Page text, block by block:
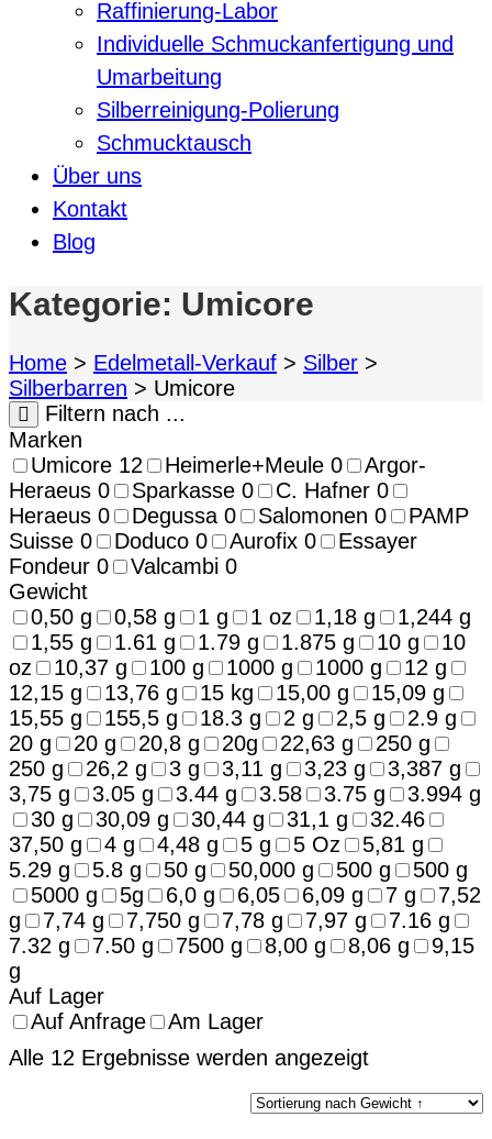
Raffinierung-Labor
Individuelle Schmuckanfertigung und
Umarbeitung
Silberreinigung-Polierung
Schmucktausch
Über uns
Kontakt
Blog
Kategorie: Umicore
Home > Edelmetall-Verkauf > Silber >
Silberbarren > Umicore
Filtern nach ...
Marken
Umicore 12 Heimerle+Meule 0
Argor-
Heraeus 0 Sparkasse 0 C. Hafner 0
Heraeus 0 Degussa 0 Salomonen 0
PAMP
Suisse 0 Doduco 0 Aurofix 0
Essayer
Fondeur 0 Valcambi 0
Gewicht
0,50 g
0,58 g 1 g 1 oz 1,18 g
1,244 g
1,55 g
1.61 g 1.79 g 1.875 g 10 g
10
oz
10,37 g 100 g 1000 g 1000 g
12 g
12,15 g
13,76 g 15 kg 15,00 g
15,09 g
15,55 g
155,5 g 18.3 g 2 g 2,5 g
2.9 g
20 g
20 g 20,8 g 20g 22,63 g
250 g
250 g
26,2 g 3 g 3,11 g 3,23 g
3,387 g
3,75 g
3.05 g 3.44 g 3.58 3.75 g
3.994 g
30 g
30,09 g 30,44 g 31,1 g
32.46
37,50 g
4 g 4,48 g 5 g 5 Oz
5,81 g
5.29 g
5.8 g 50 g 50,000 g 500 g
500 g
5000 g
5g 6,0 g 6,05 6,09 g 7 g
7,52
g
7,74 g 7,750 g 7,78 g 7,97 g
7.16 g
7.32 g
7.50 g 7500 g 8,00 g 8,06 g
9,15
g
Auf Lager
Auf Anfrage
Am Lager
Alle 12 Ergebnisse werden angezeigt